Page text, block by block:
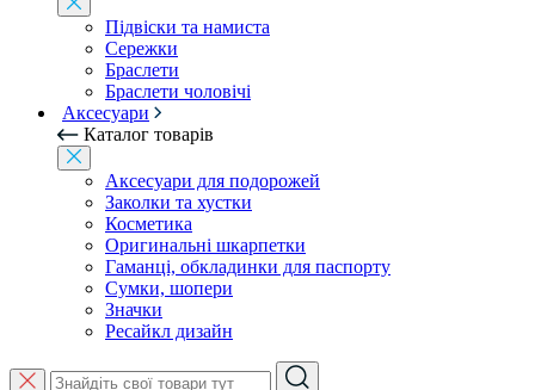
Підвіски та намиста
Сережки
Браслети
Браслети чоловічі
Аксесуари
Каталог товарів
Аксесуари для подорожей
Заколки та хустки
Косметика
Оригинальні шкарпетки
Гаманці, обкладинки для паспорту
Сумки, шопери
Значки
Ресайкл дизайн